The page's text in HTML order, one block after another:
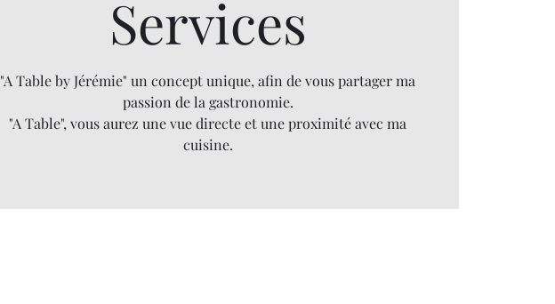
Services
"A Table by Jérémie" un concept unique, afin de vous partager ma
passion de la gastronomie.
"A Table", vous aurez une vue directe et une proximité avec ma
cuisine.